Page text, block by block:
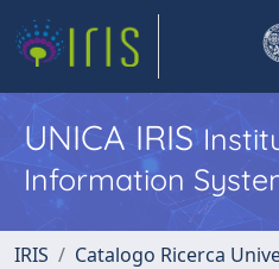
UNICA IRIS
Information
IRIS
Catalogo Ricerca